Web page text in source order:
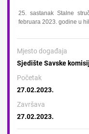
25. sastanak Stalne
februara 2023. godine u
Mjesto događaja
Sjedište Savske
Početak
27.02.2023.
Završava
27.02.2023.